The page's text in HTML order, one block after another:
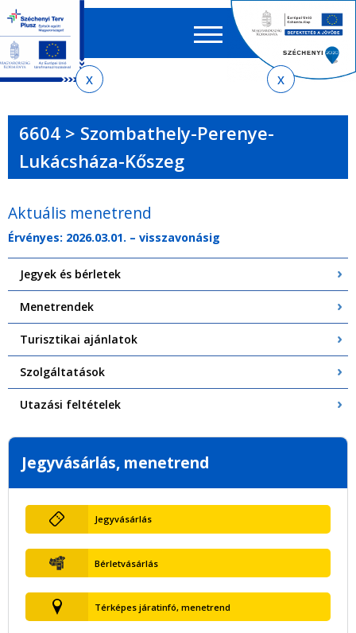
menetrendkeresőhöz
almenühöz
tartalomra
oldaltérképre
EN HU
űrlap
6604 > Szombathely-Perenye-
Lukácsháza-Kőszeg
Aktuális menetrend
Érvényes: 2026.03.01. – visszavonásig
Jegyek és bérletek
Menetrendek
Turisztikai ajánlatok
Szolgáltatások
Utazási feltételek
Jegyvásárlás, menetrend
Jegyvásárlás
Bérletvásárlás
Térképes járatinfó, menetrend